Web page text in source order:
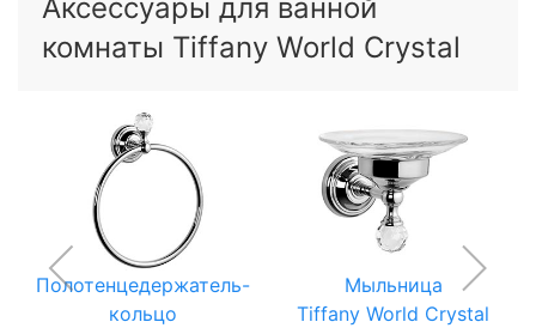
Аксессуары для ванной
комнаты Tiffany World Crystal
Полотенцедержатель-
кольцо
Мыльница
Tiffany World Crystal